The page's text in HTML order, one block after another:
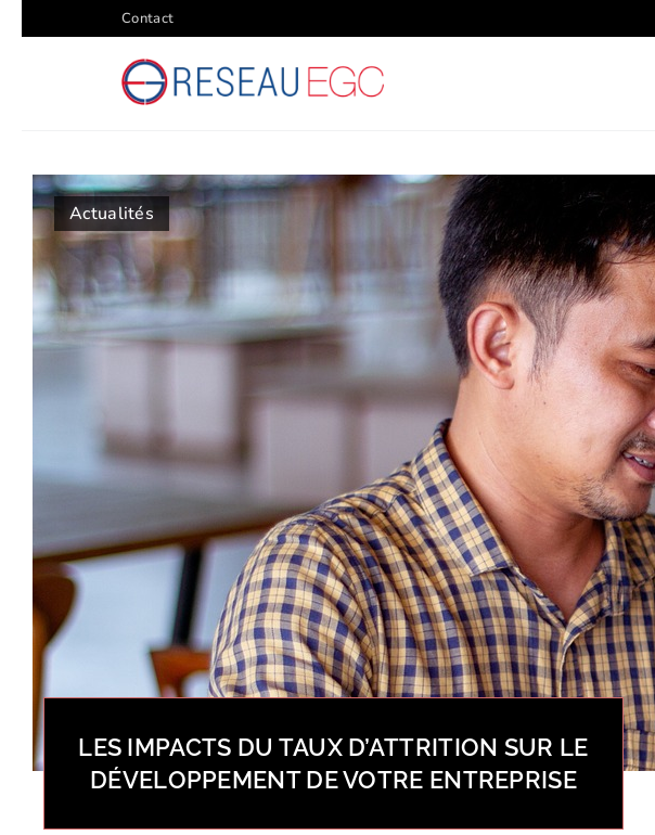
Contact
Actualités
LES IMPACTS DU TAUX D’ATTRITION SUR LE
DÉVELOPPEMENT DE VOTRE ENTREPRISE